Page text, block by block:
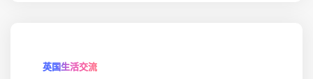
英国生活交流